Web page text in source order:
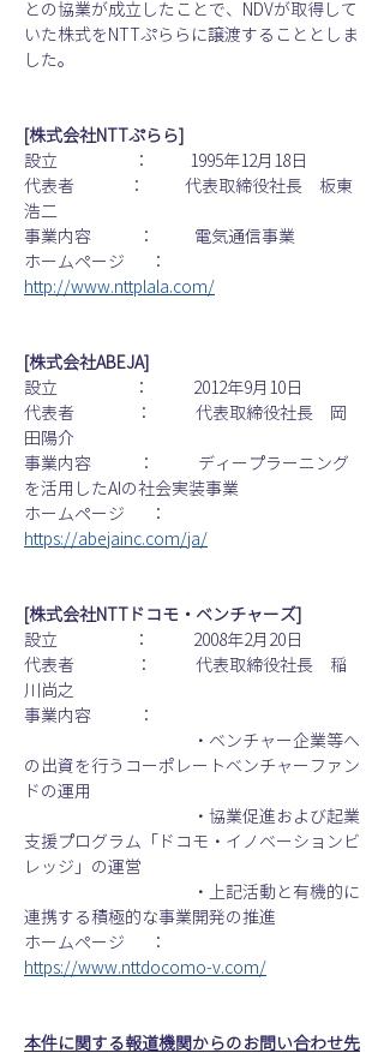
との協業が成立したことで、NDVが取得して
いた株式をNTTぷららに譲渡することとしま
した。
[株式会社NTTぷらら]
設立                     ：           1995年12月18日
代表者               ：           代表取締役社長　板東
浩二
事業内容             ：           電気通信事業
ホームページ       ：
http://www.nttplala.com/
[株式会社ABEJA]
設立                     ：            2012年9月10日
代表者                 ：            代表取締役社長　岡
田陽介
事業内容             ：            ディープラーニング
を活用したAIの社会実装事業
ホームページ       ：
https://abejainc.com/ja/
[株式会社NTTドコモ・ベンチャーズ]
設立                     ：            2008年2月20日
代表者                 ：            代表取締役社長　稲
川尚之
事業内容             ：
・ベンチャー企業等へ
の出資を行うコーポレートベンチャーファン
ドの運用
・協業促進および起業
支援プログラム「ドコモ・イノベーションビ
レッジ」の運営
・上記活動と有機的に
連携する積極的な事業開発の推進
ホームページ       ：
https://www.nttdocomo-v.com/
本件に関する報道機関からのお問い合わせ先